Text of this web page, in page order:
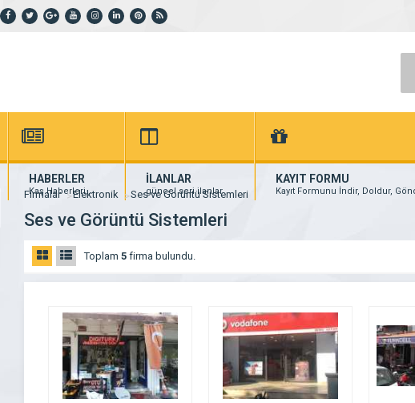
HABERLER
Kaş Haberleri...
İLANLAR
güncel seri ilanlar
KAYIT FORMU
Kayıt Formunu İndir, Doldur,
Firmalar Elektronik Ses ve Görüntü Sistemleri
Ses ve Görüntü Sistemleri
Toplam 5 firma bulundu.